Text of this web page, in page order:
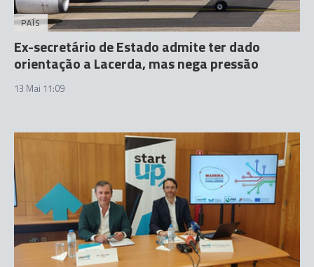
PAÍS
Ex-secretário de Estado admite ter dado
orientação a Lacerda, mas nega pressão
13 Mai 11:09